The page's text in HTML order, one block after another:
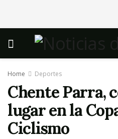
Home Deportes
Chente Parra,
lugar en la
Ciclismo